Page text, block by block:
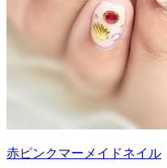
赤ピンクマーメイドネイル